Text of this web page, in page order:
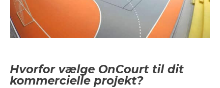
Hvorfor vælge OnCourt til dit
kommercielle projekt?